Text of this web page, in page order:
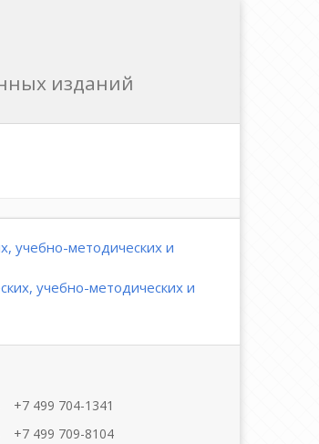
изданий
учебно-методических и
учебно-методических и
+7 499 704-1341
+7 499 709-8104